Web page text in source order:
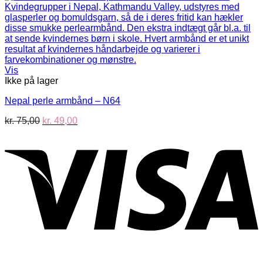
Vis
Ikke på lager
Nepal perle armbånd – N64
kr.75,00 Den
var:
kr. 75,00.
kr. 49,00Den
er:
kr. 49,00.